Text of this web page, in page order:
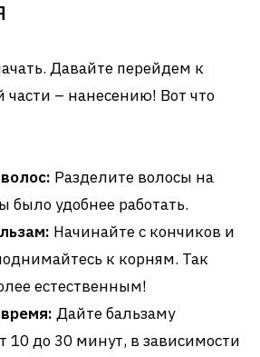
Давайте перейдем к
части – нанесению! Вот что
Разделите волосы на
было удобнее работать.
Начинайте с кончиков и
к корням. Так
естественным!
Дайте бальзаму
10 до 30 минут, в зависимости